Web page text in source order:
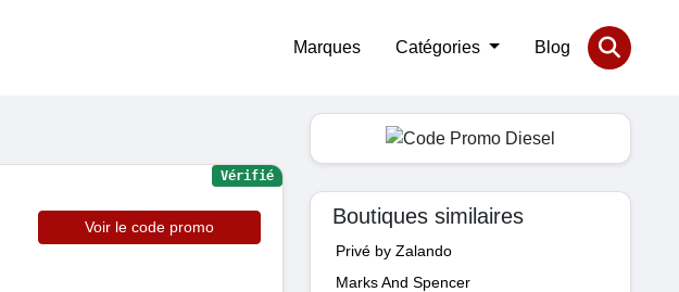
Marques Catégories Blog
Voir le code promo
Vérifié
Boutiques similaires
Privé by Zalando
Marks And Spencer